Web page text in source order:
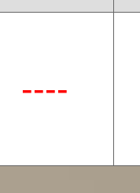
----